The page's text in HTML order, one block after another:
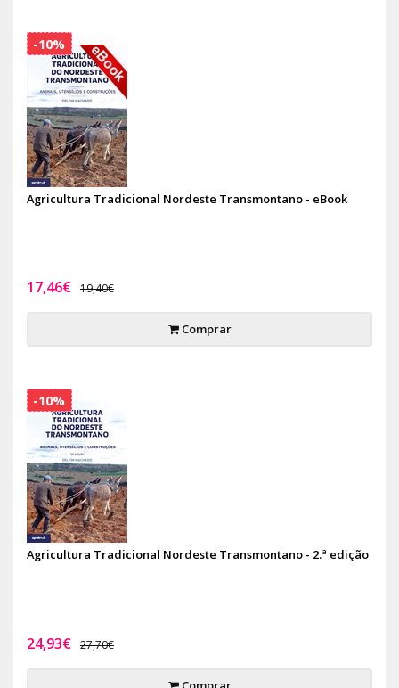
Agricultura Tradicional Nordeste Transmontano - eBook
17,46€ 19,40€
Comprar
-10%
Agricultura Tradicional Nordeste Transmontano - 2.ª edição
24,93€ 27,70€
-10%